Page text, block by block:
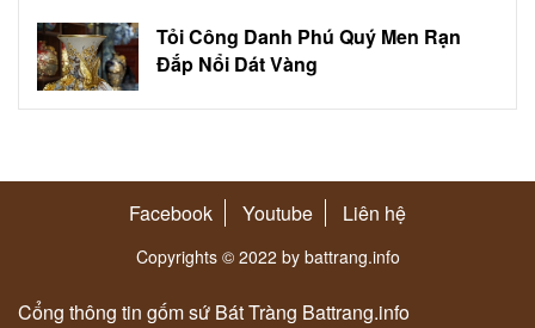
Tỏi Công Danh Phú Quý Men Rạn
Đắp Nổi Dát Vàng
Facebook Youtube Liên hệ
Copyrights © 2022 by battrang.info
Cổng thông tin gốm sứ Bát Tràng Battrang.info